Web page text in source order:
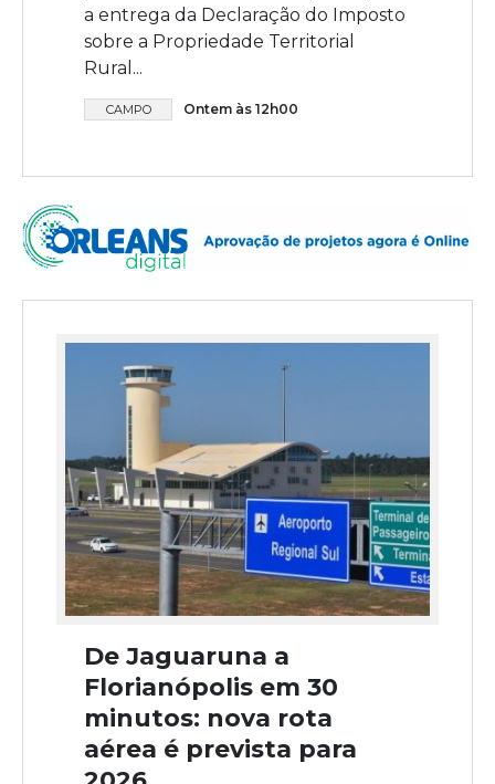
a entrega da Declaração do Imposto
sobre a Propriedade Territorial
Rural...
CAMPO Ontem às 12h00
De Jaguaruna a
Florianópolis em 30
minutos: nova rota
aérea é prevista para